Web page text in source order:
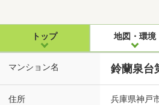
トップ 地図・環境
マンション名 鈴蘭泉台
住所 兵庫県神戸